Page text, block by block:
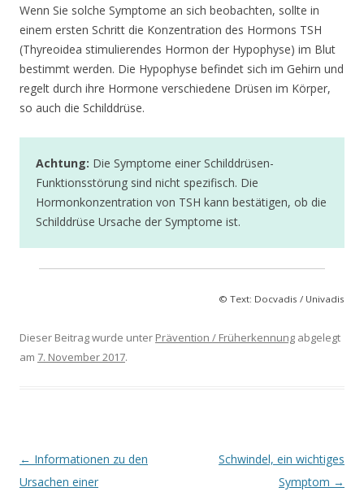
Wenn Sie solche Symptome an sich beobachten, sollte in
einem ersten Schritt die Konzentration des Hormons TSH
(Thyreoidea stimulierendes Hormon der Hypophyse) im Blut
bestimmt werden. Die Hypophyse befindet sich im Gehirn und
regelt durch ihre Hormone verschiedene Drüsen im Körper,
so auch die Schilddrüse.
Achtung: Die Symptome einer Schilddrüsen-
Funktionsstörung sind nicht spezifisch. Die
Hormonkonzentration von TSH kann bestätigen, ob die
Schilddrüse Ursache der Symptome ist.
© Text: Docvadis / Univadis
Dieser Beitrag wurde unter Prävention / Früherkennung abgelegt
am 7. November 2017.
Beitrags-
Navigation
← Informationen zu den
Ursachen einer
Schwindel, ein wichtiges
Symptom →